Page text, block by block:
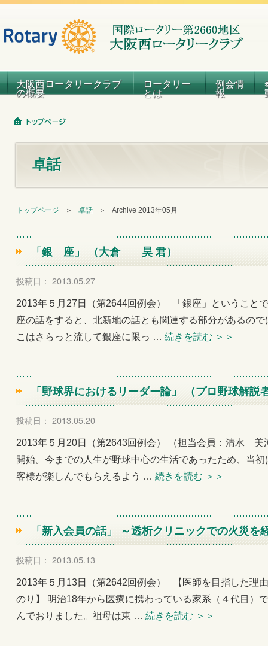
大阪西ロータリークラブ
の概要
ロータリー
とは
例会情
報
卓話
トップページ ＞ 卓話 ＞ Archive 2013年05月
「銀 座」 （大倉 昊 君）
投稿日： 2013.05.27
2013年５月27日（第2644回例会） 「銀座」ということ
座の話をすると、北新地の話とも関連する部分があるの
こはさらっと流して銀座に限っ … 続きを読む ＞＞
「野球界におけるリーダー論」 （プロ野球解
投稿日： 2013.05.20
2013年５月20日（第2643回例会） （担当会員：清水
開始。今までの人生が野球中心の生活であったため、当
客様が楽しんでもらえるよう … 続きを読む ＞＞
「新入会員の話」 ～透析クリニックでの火災
投稿日： 2013.05.13
2013年５月13日（第2642回例会） 【医師を目指した理
のり】 明治18年から医療に携わっている家系（４代目）
んでおりました。祖母は東 … 続きを読む ＞＞